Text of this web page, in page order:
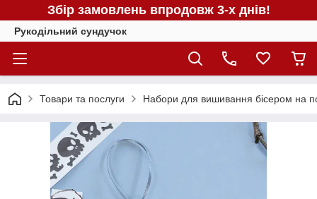
Збір замовлень впродовж 3-х днів!
Рукодільний сундучок
Товари та послуги Набори для вишивання бісером на